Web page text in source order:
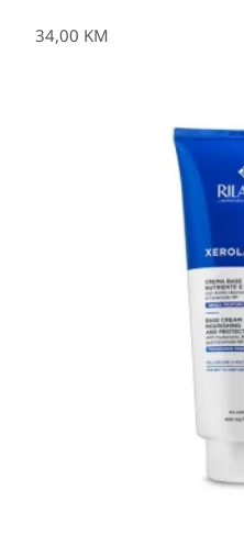
34,00 KM